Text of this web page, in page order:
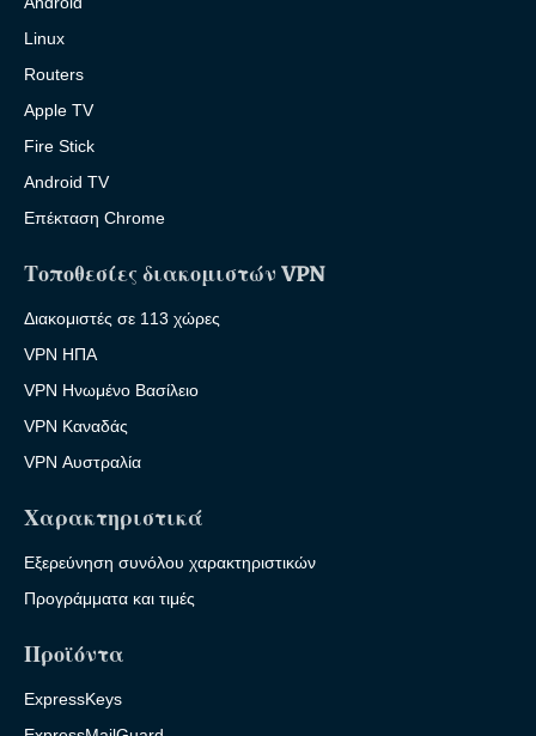
Linux
Routers
Apple TV
Fire Stick
Android TV
Επέκταση Chrome
Τοποθεσίες διακομιστών VPN
Διακομιστές σε 113 χώρες
VPN ΗΠΑ
VPN Ηνωμένο Βασίλειο
VPN Καναδάς
VPN Αυστραλία
Χαρακτηριστικά
Εξερεύνηση συνόλου χαρακτηριστικών
Προγράμματα και τιμές
Προϊόντα
ExpressKeys